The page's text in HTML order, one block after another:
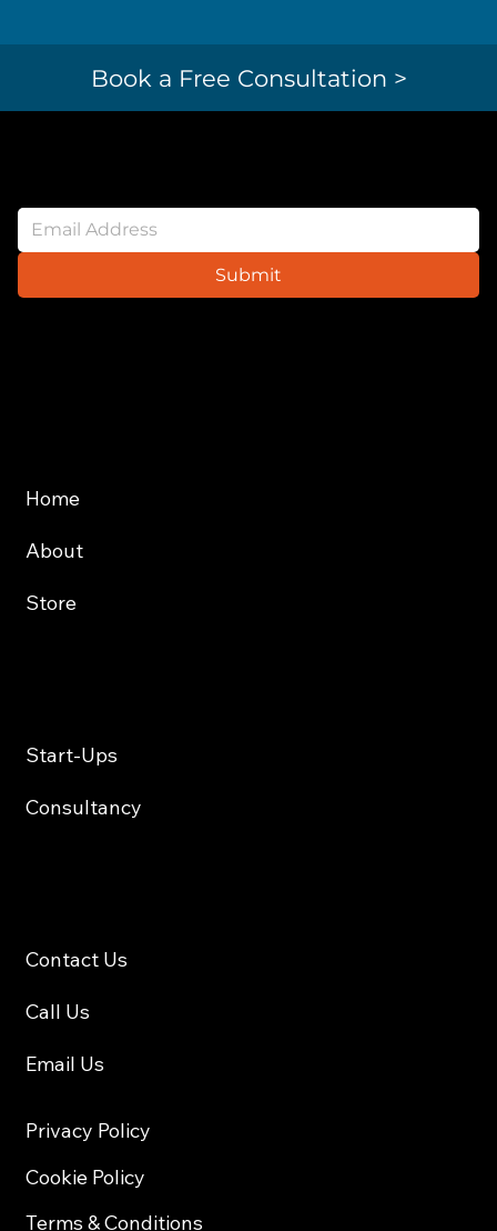
Book a Free Consultation >
Newsletter
Submit
About
Store
Start-Ups
Consultancy
Contact Us
Call Us
Email Us
Privacy Policy
Cookie Policy
Terms & Conditions